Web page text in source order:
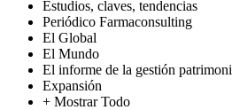
Estudios, claves, tendencias
Periódico Farmaconsulting
El Global
El Mundo
El informe de la gestión
Expansión
+ Mostrar Todo